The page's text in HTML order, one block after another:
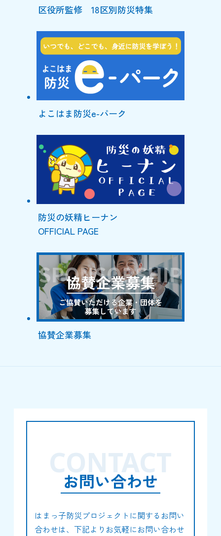
区役所監修 18区別防災特集
よこはま防災e-パーク
防災の妖精ヒーナン
OFFICIAL PAGE
協賛企業募集
お問い合わせ
CONTACT
はまっ子防災プロジェクトに関するお問い
合わせは、下記よりお気軽にお問い合わせ